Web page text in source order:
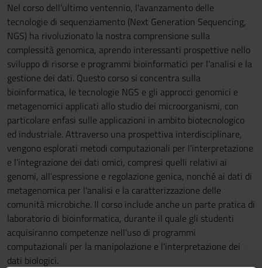
Nel corso dell’ultimo ventennio, l'avanzamento delle
tecnologie di sequenziamento (Next Generation Sequencing,
NGS) ha rivoluzionato la nostra comprensione sulla
complessità genomica, aprendo interessanti prospettive nello
sviluppo di risorse e programmi bioinformatici per l'analisi e la
gestione dei dati. Questo corso si concentra sulla
bioinformatica, le tecnologie NGS e gli approcci genomici e
metagenomici applicati allo studio dei microorganismi, con
particolare enfasi sulle applicazioni in ambito biotecnologico
ed industriale. Attraverso una prospettiva interdisciplinare,
vengono esplorati metodi computazionali per l'interpretazione
e l'integrazione dei dati omici, compresi quelli relativi ai
genomi, all'espressione e regolazione genica, nonché ai dati di
metagenomica per l'analisi e la caratterizzazione delle
comunità microbiche. Il corso include anche un parte pratica di
laboratorio di bioinformatica, durante il quale gli studenti
acquisiranno competenze nell'uso di programmi
computazionali per la manipolazione e l'interpretazione dei
dati biologici.